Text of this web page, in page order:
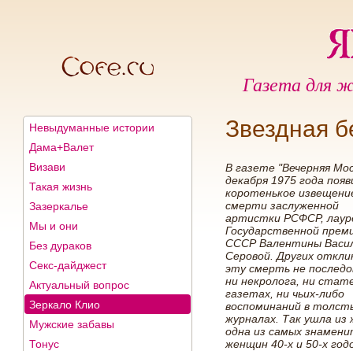
Газета для
Невыдуманные истории
Дама+Валет
Визави
Такая жизнь
Зазеркалье
Мы и они
Без дураков
Секс-дайджест
Актуальный вопрос
Зеркало Клио
Мужские забавы
Тонус
Звездная
В газете "Вечерняя
декабря 1975 года
коротенькое
смерти заслуженной
артистки РСФСР,
Государственной
СССР Валентины
Серовой. Других
эту смерть не
ни некролога, ни
газетах, ни чьих-либо
воспоминаний в
журналах. Так ушла из
одна из самых
женщин 40-х и 50-х